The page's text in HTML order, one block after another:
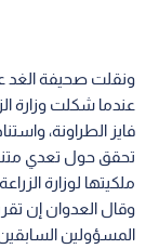
عندما شكلت وزارة
فايز الطراونة،
تحقق حول تعدي
ملكيتها لوزارة
وقال العدوان إن
المسؤولين